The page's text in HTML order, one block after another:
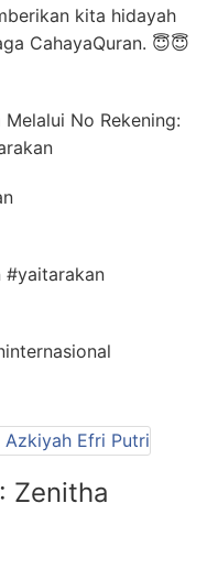
kita hidayah
CahayaQuran. 😇😇
No Rekening:
#yaitarakan
Zenitha